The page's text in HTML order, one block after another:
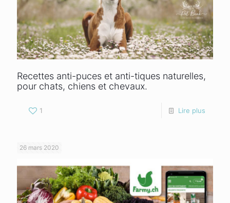
Recettes anti-puces et anti-tiques naturelles,
pour chats, chiens et chevaux.
1 Lire plus
26 mars 2020